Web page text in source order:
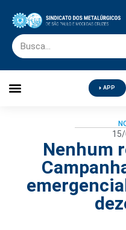
APP
Nenhum